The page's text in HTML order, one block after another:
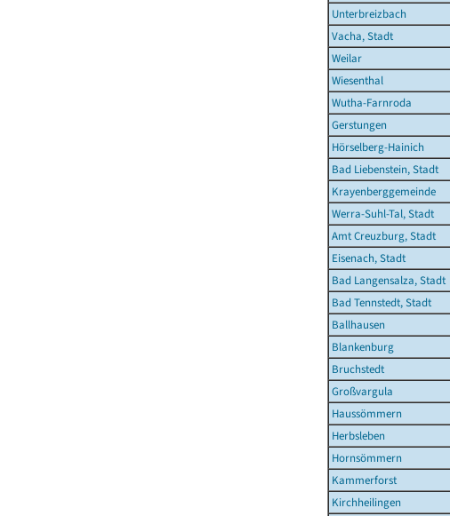
Unterbreizbach
Vacha, Stadt
Weilar
Wiesenthal
Wutha-Farnroda
Gerstungen
Hörselberg-Hainich
Bad Liebenstein, Stadt
Krayenberggemeinde
Werra-Suhl-Tal, Stadt
Amt Creuzburg, Stadt
Eisenach, Stadt
Bad Langensalza, Stadt
Bad Tennstedt, Stadt
Ballhausen
Blankenburg
Bruchstedt
Großvargula
Haussömmern
Herbsleben
Hornsömmern
Kammerforst
Kirchheilingen